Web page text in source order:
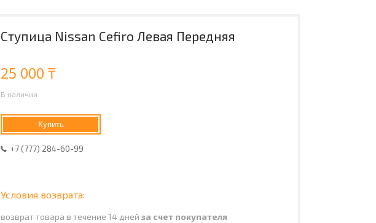
Ступица Nissan Cefiro Левая Передняя
25 000 ₸
В наличии
Купить
+7 (777) 284-60-99
возврат товара в течение 14 дней за счет покупателя